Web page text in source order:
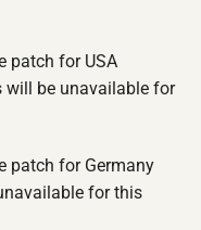
patch for USA
will be unavailable for
patch for Germany
for this